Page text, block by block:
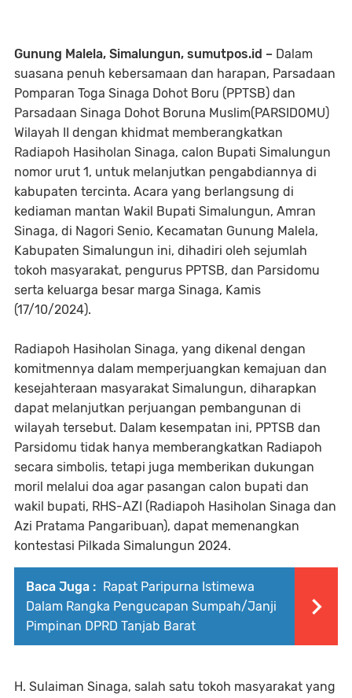
Gunung Malela, Simalungun, sumutpos.id – Dalam
suasana penuh kebersamaan dan harapan, Parsadaan
Pomparan Toga Sinaga Dohot Boru (PPTSB) dan
Parsadaan Sinaga Dohot Boruna Muslim(PARSIDOMU)
Wilayah II dengan khidmat memberangkatkan
Radiapoh Hasiholan Sinaga, calon Bupati Simalungun
nomor urut 1, untuk melanjutkan pengabdiannya di
kabupaten tercinta. Acara yang berlangsung di
kediaman mantan Wakil Bupati Simalungun, Amran
Sinaga, di Nagori Senio, Kecamatan Gunung Malela,
Kabupaten Simalungun ini, dihadiri oleh sejumlah
tokoh masyarakat, pengurus PPTSB, dan Parsidomu
serta keluarga besar marga Sinaga, Kamis
(17/10/2024).
Radiapoh Hasiholan Sinaga, yang dikenal dengan
komitmennya dalam memperjuangkan kemajuan dan
kesejahteraan masyarakat Simalungun, diharapkan
dapat melanjutkan perjuangan pembangunan di
wilayah tersebut. Dalam kesempatan ini, PPTSB dan
Parsidomu tidak hanya memberangkatkan Radiapoh
secara simbolis, tetapi juga memberikan dukungan
moril melalui doa agar pasangan calon bupati dan
wakil bupati, RHS-AZI (Radiapoh Hasiholan Sinaga dan
Azi Pratama Pangaribuan), dapat memenangkan
kontestasi Pilkada Simalungun 2024.
Baca Juga : Rapat Paripurna Istimewa
Dalam Rangka Pengucapan Sumpah/Janji
Pimpinan DPRD Tanjab Barat
H. Sulaiman Sinaga, salah satu tokoh masyarakat yang